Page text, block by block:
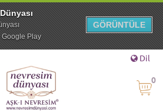
Dil
0
Google Play
GÖRÜNTÜLE